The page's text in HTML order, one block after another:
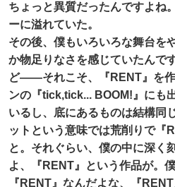
ちょっと異質だったんですよね
ーに溢れていた。
その後、僕もいろいろな舞台を
か物足りなさを感じていたんで
ど——それこそ、『RENT』を
ンの『tick,tick... BOOM!』にも
いるし、底にあるものは結構同
ットという意味では荒削りで『
と。それぐらい、僕の中に深く
よ、『RENT』という作品が。
『RENT』なんだよな、『